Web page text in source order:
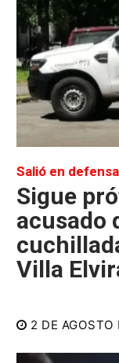
Salió en
Sigue
acusado
Villa
2 DE AGOSTO